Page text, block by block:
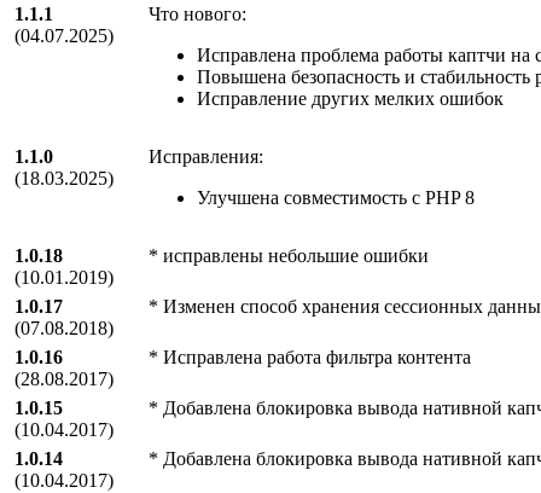
1.1.1
(04.07.2025)
Что нового:
Исправлена проблема работы каптчи на
Повышена безопасность и стабильность
Исправление других мелких ошибок
1.1.0
(18.03.2025)
Исправления:
Улучшена совместимость с PHP 8
1.0.18
(10.01.2019)
* исправлены небольшие ошибки
1.0.17
(07.08.2018)
* Изменен способ хранения сессионных
1.0.16
(28.08.2017)
* Исправлена работа фильтра контента
1.0.15
(10.04.2017)
* Добавлена блокировка вывода нативной
1.0.14
(10.04.2017)
* Добавлена блокировка вывода нативной